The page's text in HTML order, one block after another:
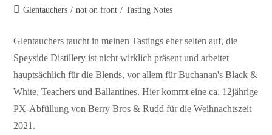
Glentauchers / not on front / Tasting Notes
Glentauchers taucht in meinen Tastings eher selten auf, die
Speyside Distillery ist nicht wirklich präsent und arbeitet
hauptsächlich für die Blends, vor allem für Buchanan's Black &
White, Teachers und Ballantines. Hier kommt eine ca. 12jährige
PX-Abfüllung von Berry Bros & Rudd für die Weihnachtszeit
2021.